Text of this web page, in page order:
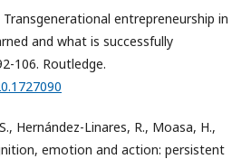
Transgenerational entrepreneurship in
and what is successfully
106. Routledge.
Hernández-Linares, R., Moasa, H.,
emotion and action: persistent